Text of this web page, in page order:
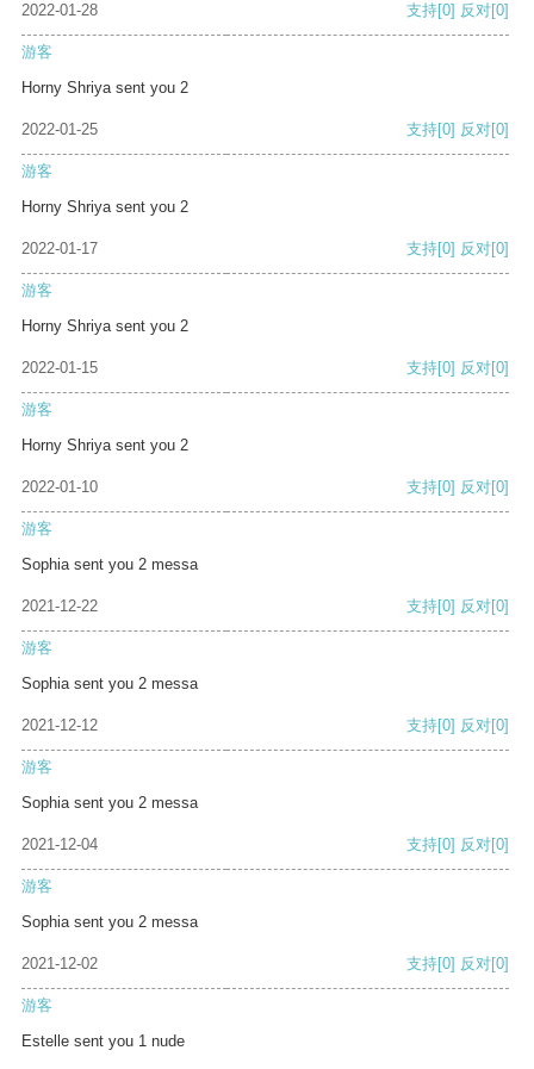
2022-01-28 支持[0] 反对[0]
游客
Horny Shriya sent you 2
2022-01-25 支持[0] 反对[0]
游客
Horny Shriya sent you 2
2022-01-17 支持[0] 反对[0]
游客
Horny Shriya sent you 2
2022-01-15 支持[0] 反对[0]
游客
Horny Shriya sent you 2
2022-01-10 支持[0] 反对[0]
游客
Sophia sent you 2 messa
2021-12-22 支持[0] 反对[0]
游客
Sophia sent you 2 messa
2021-12-12 支持[0] 反对[0]
游客
Sophia sent you 2 messa
2021-12-04 支持[0] 反对[0]
游客
Sophia sent you 2 messa
2021-12-02 支持[0] 反对[0]
游客
Estelle sent you 1 nude